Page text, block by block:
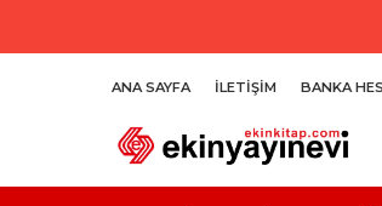
ANA SAYFA İLETIŞIM BANKA